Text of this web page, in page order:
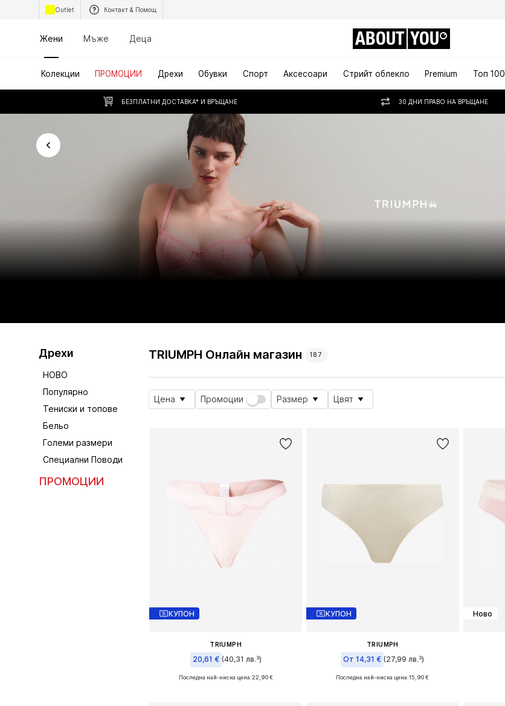
Outlet Контакт & Помощ
Жени Мъже Деца ABOUT YOU
Колекции ПРОМОЦИИ Дрехи Обувки Спорт Аксесоари Стрийт облекло Premium Топ 100
БЕЗПЛАТНИ ДОСТАВКА* И ВРЪЩАНЕ 30 ДНИ ПРАВО НА ВРЪЩАНЕ
Дрехи
НОВО
Популярно
Тениски и топове
Бельо
Големи размери
Специални Поводи
ПРОМОЦИИ
TRIUMPH Онлайн магазин 187
Цена Промоции Размер Цвят
КУПОН
TRIUMPH
20,61 € (40,31 лв.³)
Налични размери: S, M, L, XL, XXL, XXXL
Последна най-ниска цена:22,90 €
КУПОН
TRIUMPH
От 14,31 € (27,99 лв.³)
Предлага се в много размери
Последна най-ниска цена:15,90 €
Ново